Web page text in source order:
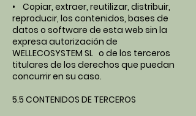
• Copiar, extraer, reutilizar, distribuir,
reproducir, los contenidos, bases de
datos o software de esta web sin la
expresa autorización de
WELLECOSYSTEM SL o de los terceros
titulares de los derechos que puedan
concurrir en su caso.
5.5 CONTENIDOS DE TERCEROS